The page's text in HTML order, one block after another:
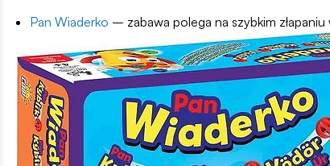
Pan Wiaderko – zabawa polega na szybkim